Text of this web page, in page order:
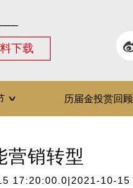
下载
∨ 历届金投赏回顾
营销转型
17:20:00.0|2021-10-15